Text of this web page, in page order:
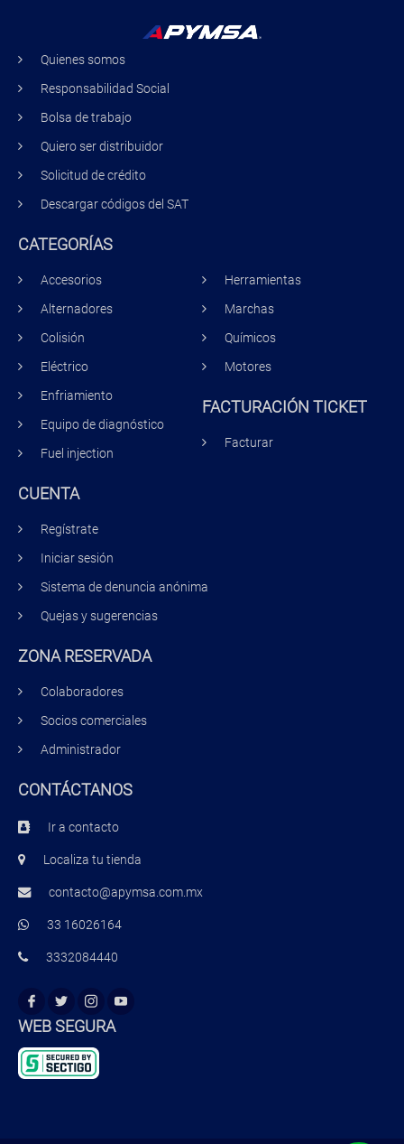
Quienes somos
Responsabilidad Social
Bolsa de trabajo
Quiero ser distribuidor
Solicitud de crédito
Descargar códigos del SAT
CATEGORÍAS
Accesorios
Alternadores
Colisión
Eléctrico
Enfriamiento
Equipo de diagnóstico
Fuel injection
Herramientas
Marchas
Químicos
Motores
FACTURACIÓN TICKET
Facturar
CUENTA
Regístrate
Iniciar sesión
Sistema de denuncia anónima
Quejas y sugerencias
ZONA RESERVADA
Colaboradores
Socios comerciales
Administrador
CONTÁCTANOS
Ir a contacto
Localiza tu tienda
contacto@apymsa.com.mx
33 16026164
3332084440
WEB SEGURA